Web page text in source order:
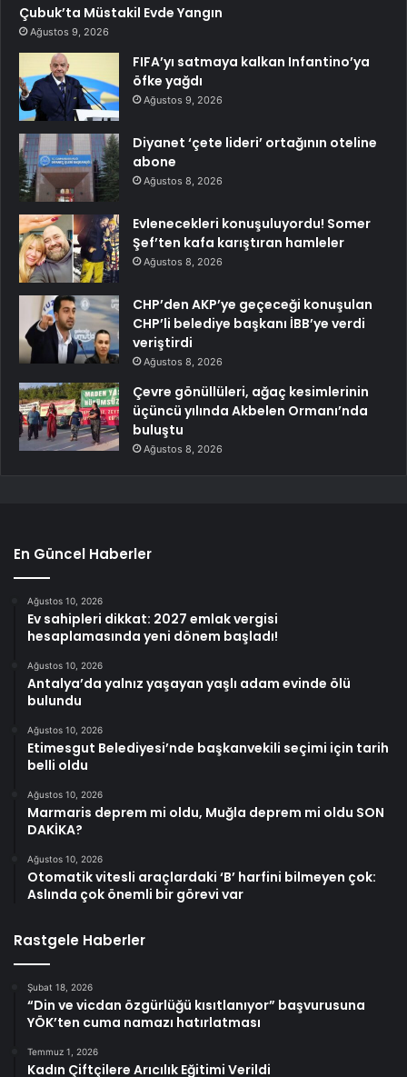
Çubuk’ta Müstakil Evde Yangın
Ağustos 9, 2026
FIFA’yı satmaya kalkan Infantino’ya
öfke yağdı
Ağustos 9, 2026
Diyanet ‘çete lideri’ ortağının oteline
abone
Ağustos 8, 2026
Evlenecekleri konuşuluyordu! Somer
Şef’ten kafa karıştıran hamleler
Ağustos 8, 2026
CHP’den AKP’ye geçeceği konuşulan
CHP’li belediye başkanı İBB’ye verdi
veriştirdi
Ağustos 8, 2026
Çevre gönüllüleri, ağaç kesimlerinin
üçüncü yılında Akbelen Ormanı’nda
buluştu
Ağustos 8, 2026
En Güncel Haberler
Ağustos 10, 2026
Ev sahipleri dikkat: 2027 emlak vergisi
hesaplamasında yeni dönem başladı!
Ağustos 10, 2026
Antalya’da yalnız yaşayan yaşlı adam evinde ölü
bulundu
Ağustos 10, 2026
Etimesgut Belediyesi’nde başkanvekili seçimi için tarih
belli oldu
Ağustos 10, 2026
Marmaris deprem mi oldu, Muğla deprem mi oldu SON
DAKİKA?
Ağustos 10, 2026
Otomatik vitesli araçlardaki ‘B’ harfini bilmeyen çok:
Aslında çok önemli bir görevi var
Rastgele Haberler
Şubat 18, 2026
“Din ve vicdan özgürlüğü kısıtlanıyor” başvurusuna
YÖK’ten cuma namazı hatırlatması
Temmuz 1, 2026
Kadın Çiftçilere Arıcılık Eğitimi Verildi